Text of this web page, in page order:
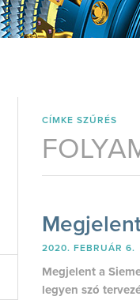
CÍMKE SZŰRÉS
2020. FEBRUÁR 6.
Megjelent a
legyen szó